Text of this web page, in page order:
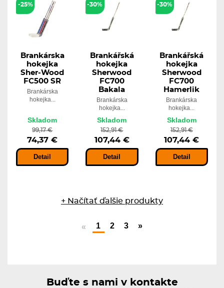
-25%
Brankárska
hokejka
Sher-Wood
FC500 SR
Brankárska
hokejka...
Skladom
99,17 €
74,37 €
Detail
-30%
Brankářská
hokejka
Sherwood
FC700
Bakala
Brankárska
hokejka...
Skladom
152,91 €
107,44 €
Detail
-30%
Brankářská
hokejka
Sherwood
FC700
Hamerlik
Brankárska
hokejka...
Skladom
152,91 €
107,44 €
Detail
+ Načítať ďalšie produkty
« 1 2 3 »
Buďte s nami v kontakte